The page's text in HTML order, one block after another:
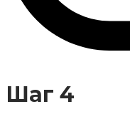
Шаг 4